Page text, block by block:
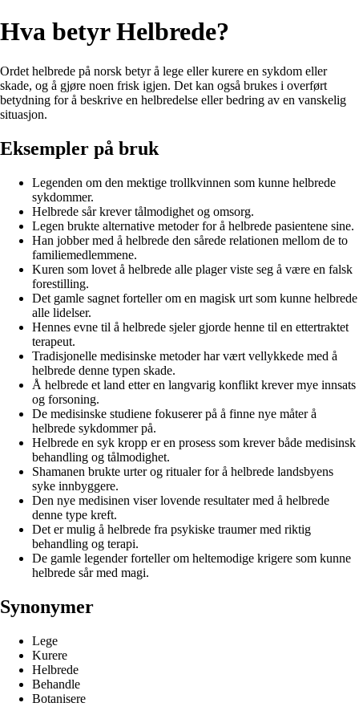
Hva betyr Helbrede?
Ordet helbrede på norsk betyr å lege eller kurere en sykdom eller
skade, og å gjøre noen frisk igjen. Det kan også brukes i overført
betydning for å beskrive en helbredelse eller bedring av en vanskelig
situasjon.
Eksempler på bruk
Legenden om den mektige trollkvinnen som kunne helbrede
sykdommer.
Helbrede sår krever tålmodighet og omsorg.
Legen brukte alternative metoder for å helbrede pasientene sine.
Han jobber med å helbrede den sårede relationen mellom de to
familiemedlemmene.
Kuren som lovet å helbrede alle plager viste seg å være en falsk
forestilling.
Det gamle sagnet forteller om en magisk urt som kunne helbrede
alle lidelser.
Hennes evne til å helbrede sjeler gjorde henne til en ettertraktet
terapeut.
Tradisjonelle medisinske metoder har vært vellykkede med å
helbrede denne typen skade.
Å helbrede et land etter en langvarig konflikt krever mye innsats
og forsoning.
De medisinske studiene fokuserer på å finne nye måter å
helbrede sykdommer på.
Helbrede en syk kropp er en prosess som krever både medisinsk
behandling og tålmodighet.
Shamanen brukte urter og ritualer for å helbrede landsbyens
syke innbyggere.
Den nye medisinen viser lovende resultater med å helbrede
denne type kreft.
Det er mulig å helbrede fra psykiske traumer med riktig
behandling og terapi.
De gamle legender forteller om heltemodige krigere som kunne
helbrede sår med magi.
Synonymer
Lege
Kurere
Helbrede
Behandle
Botanisere